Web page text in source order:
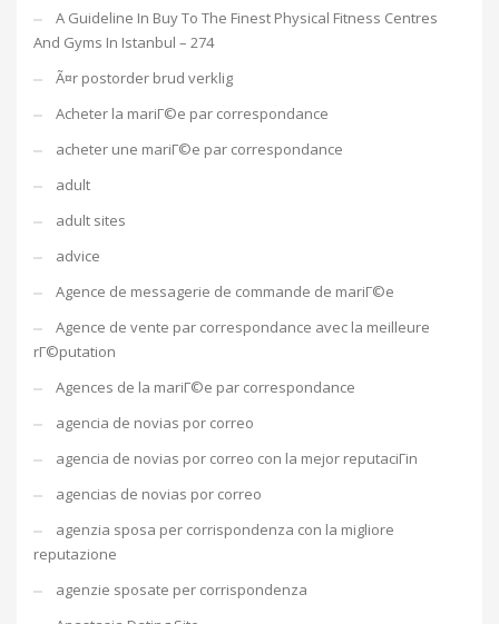
A Guideline In Buy To The Finest Physical Fitness Centres
And Gyms In Istanbul – 274
Ã¤r postorder brud verklig
Acheter la mariГ©e par correspondance
acheter une mariГ©e par correspondance
adult
adult sites
advice
Agence de messagerie de commande de mariГ©e
Agence de vente par correspondance avec la meilleure
rГ©putation
Agences de la mariГ©e par correspondance
agencia de novias por correo
agencia de novias por correo con la mejor reputaciГіn
agencias de novias por correo
agenzia sposa per corrispondenza con la migliore
reputazione
agenzie sposate per corrispondenza